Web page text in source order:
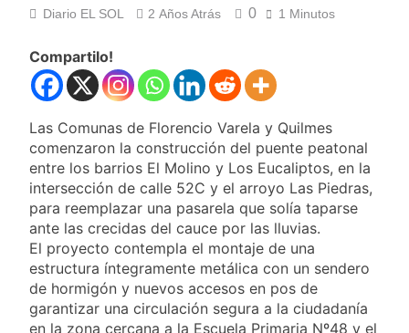
CTA profundizan su
contra el Gobierno
Quilmeño: boxeo de
primer nivel en la sede
2 Días Atrás
La Diócesis de
Quilmes celebró la
visita del Papa León
XIV a la Argentina
2 Días Atrás
Figuras de la cultura
se sumaron a la
marcha frente al
Congreso contra la
Ley de Propiedad
Privada
2 Días Atrás
Nueva jornada
negativa para los
activos argentinos:
cayeron las acciones
en Wall Street y el
riesgo país quedó al
2 Días Atrás
Jorge Macri condenó
los disturbios frente
Diario EL SOL 2 Años Atrás 0 1 Minutos
Compartilo!
Las Comunas de Florencio Varela y Quilmes
comenzaron la construcción del puente peatonal
entre los barrios El Molino y Los Eucaliptos, en la
intersección de calle 52C y el arroyo Las Piedras,
para reemplazar una pasarela que solía taparse
ante las crecidas del cauce por las lluvias.
El proyecto contempla el montaje de una
estructura íntegramente metálica con un sendero
de hormigón y nuevos accesos en pos de
garantizar una circulación segura a la ciudadanía
en la zona cercana a la Escuela Primaria Nº48 y el